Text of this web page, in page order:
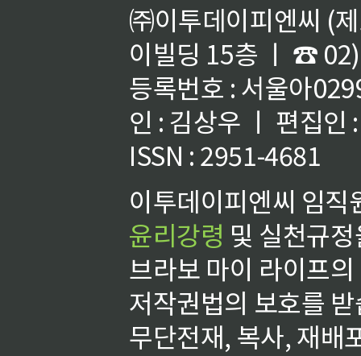
㈜이투데이피엔씨 (
이빌딩 15층 ㅣ ☎
등록번호 : 서울아
인 : 김상우 ㅣ 편집인
ISSN : 2951-4681
이투데이피엔씨 임
윤리강령 및 실천규
브라보 마이 라이프
저작권법의 보호를
무단전재, 복사, 재배